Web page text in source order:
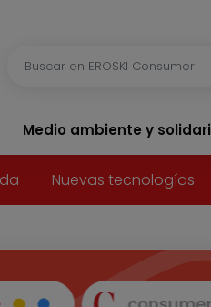
Medio ambiente y
Nuevas tecnologías